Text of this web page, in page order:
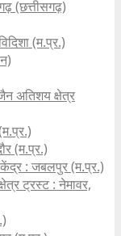
(छत्तीसगढ़)
(म.प्र.)
अतिशय क्षे‍त्र
(म.प्र.)
केंद्र : जबलपुर (म.प्र.)
ट्रस्ट : नेमावर,